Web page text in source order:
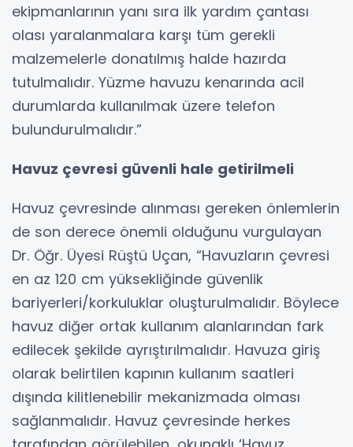
ekipmanlarının yanı sıra ilk yardım çantası
olası yaralanmalara karşı tüm gerekli
malzemelerle donatılmış halde hazırda
tutulmalıdır. Yüzme havuzu kenarında acil
durumlarda kullanılmak üzere telefon
bulundurulmalıdır.”
Havuz çevresi güvenli hale getirilmeli
Havuz çevresinde alınması gereken önlemlerin
de son derece önemli olduğunu vurgulayan
Dr. Öğr. Üyesi Rüştü Uçan, “Havuzların çevresi
en az 120 cm yüksekliğinde güvenlik
bariyerleri/korkuluklar oluşturulmalıdır. Böylece
havuz diğer ortak kullanım alanlarından fark
edilecek şekilde ayrıştırılmalıdır. Havuza giriş
olarak belirtilen kapının kullanım saatleri
dışında kilitlenebilir mekanizmada olması
sağlanmalıdır. Havuz çevresinde herkes